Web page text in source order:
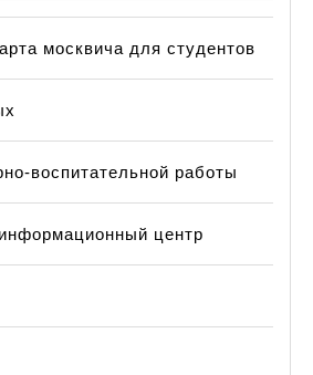
москвича для студентов
воспитательной работы
центр